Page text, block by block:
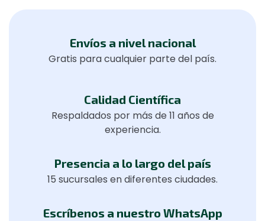
Envíos a nivel nacional
Gratis para cualquier parte del país.
Calidad Científica
Respaldados por más de 11 años de
experiencia.
Presencia a lo largo del país
15 sucursales en diferentes ciudades.
Escríbenos a nuestro WhatsApp